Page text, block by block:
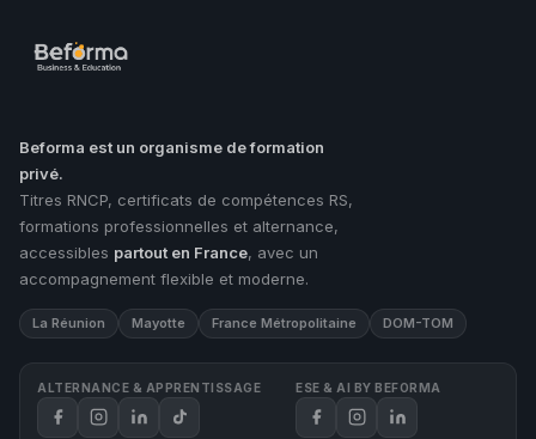
🔒 Essentiels
Indispensables au fonctionnement du site : mémorisation
de vos préférences, sécurité des formulaires, navigation.
🎬 Médias
Permettent d'intégrer et de lire les vidéos de présentation
Beforma est un organisme de formation
privé.
Titres RNCP, certificats de compétences RS,
formations professionnelles et alternance,
accessibles partout en France, avec un
accompagnement flexible et moderne.
La Réunion Mayotte France Métropolitaine DOM-TOM
ALTERNANCE & APPRENTISSAGE ESE & AI BY BEFORMA